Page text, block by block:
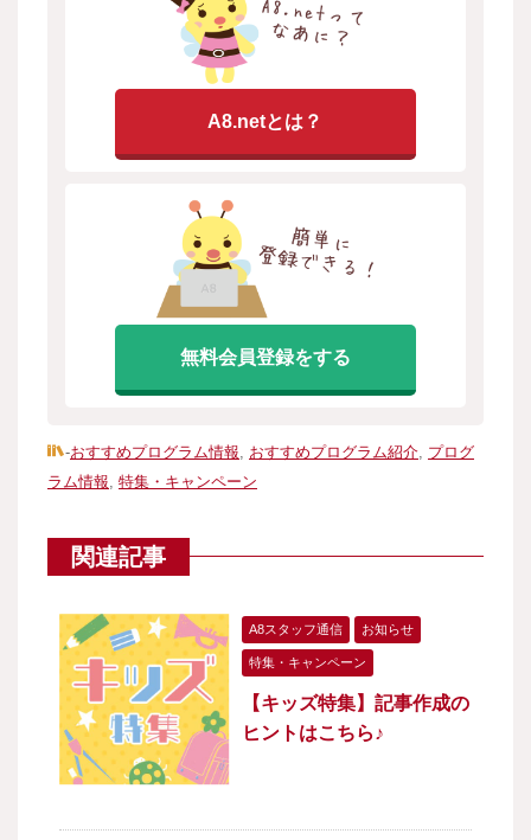
A8.netとは？
無料会員登録をする
-おすすめプログラム情報, おすすめプログラム紹介, プログ
ラム情報, 特集・キャンペーン
関連記事
A8スタッフ通信 お知らせ
特集・キャンペーン
【キッズ特集】記事作成の
ヒントはこちら♪